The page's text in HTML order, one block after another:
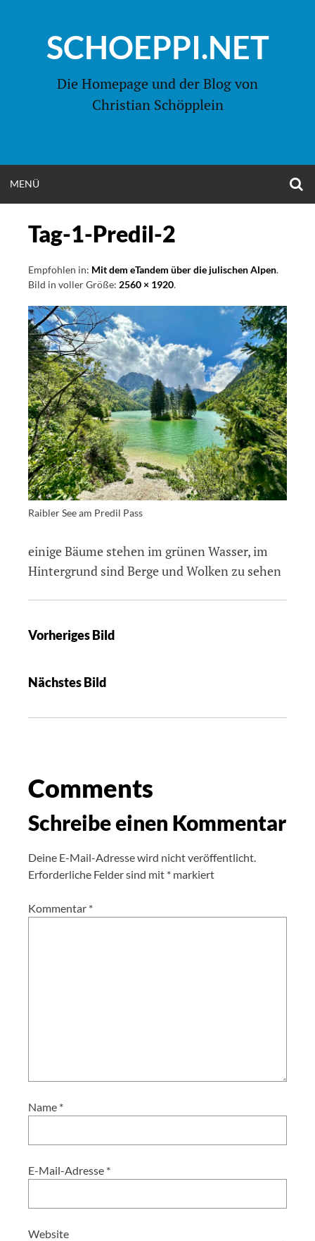
springenSCHOEPPI.NET
Die Homepage und der Blog von
Christian Schöpplein
MENÜ
Tag-1-Predil-2
Empfohlen in: Mit dem eTandem über die julischen Alpen.
Bild in voller Größe: 2560 × 1920.
Raibler See am Predil Pass
einige Bäume stehen im grünen Wasser, im
Hintergrund sind Berge und Wolken zu sehen
Vorheriges Bild
Nächstes Bild
Comments
Schreibe einen Kommentar
Deine E-Mail-Adresse wird nicht veröffentlicht.
Erforderliche Felder sind mit * markiert
Kommentar *
Name *
E-Mail-Adresse *
Website